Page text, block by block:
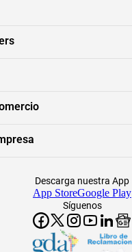
Síguenos
Descarga nuestra App
App StoreGoogle Play